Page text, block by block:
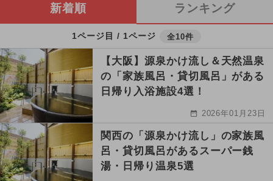
新着順 ランキング
1ページ目 / 1ページ 全10件
【大阪】源泉かけ流し＆天然温泉
の「家族風呂・貸切風呂」がある
日帰り入浴施設4選！
2026年01月23日
関西の「源泉かけ流し」の家族風
呂・貸切風呂があるスーパー銭
湯・日帰り温泉5選